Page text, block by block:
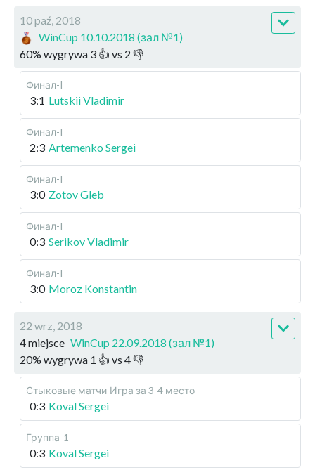
10 paź, 2018
WinCup 10.10.2018 (зал №1)
60% wygrywa 3 👍 vs 2 👎
Финал-I
3:1 Lutskii Vladimir
Финал-I
2:3 Artemenko Sergei
Финал-I
3:0 Zotov Gleb
Финал-I
0:3 Serikov Vladimir
Финал-I
3:0 Moroz Konstantin
22 wrz, 2018
4 miejsce WinCup 22.09.2018 (зал №1)
20% wygrywa 1 👍 vs 4👎
Стыковые матчи Игра за 3-4 место
0:3 Koval Sergei
Группа-1
0:3 Koval Sergei